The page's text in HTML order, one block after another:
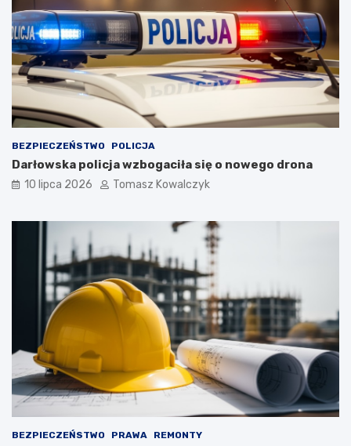
BEZPIECZEŃSTWO POLICJA
Darłowska policja wzbogaciła się o nowego drona
10 lipca 2026 Tomasz Kowalczyk
BEZPIECZEŃSTWO PRAWA REMONTY